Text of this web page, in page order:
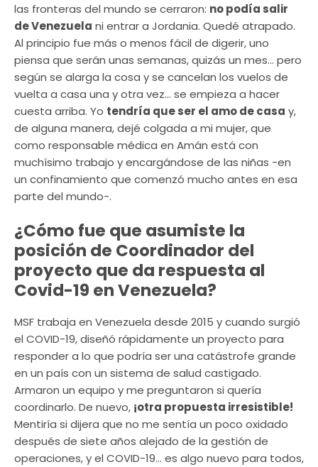
las fronteras del mundo se cerraron: no podía salir
de Venezuela ni entrar a Jordania. Quedé atrapado.
Al principio fue más o menos fácil de digerir, uno
piensa que serán unas semanas, quizás un mes… pero
según se alarga la cosa y se cancelan los vuelos de
vuelta a casa una y otra vez… se empieza a hacer
cuesta arriba. Yo tendría que ser el amo de casa y,
de alguna manera, dejé colgada a mi mujer, que
como responsable médica en Amán está con
muchísimo trabajo y encargándose de las niñas -en
un confinamiento que comenzó mucho antes en esa
parte del mundo-.
¿Cómo fue que asumiste la
posición de Coordinador del
proyecto que da respuesta al
Covid-19 en Venezuela?
MSF trabaja en Venezuela desde 2015 y cuando surgió
el COVID-19, diseñó rápidamente un proyecto para
responder a lo que podría ser una catástrofe grande
en un país con un sistema de salud castigado.
Armaron un equipo y me preguntaron si quería
coordinarlo. De nuevo, ¡otra propuesta irresistible!
Mentiría si dijera que no me sentía un poco oxidado
después de siete años alejado de la gestión de
operaciones, y el COVID-19… es algo nuevo para todos,